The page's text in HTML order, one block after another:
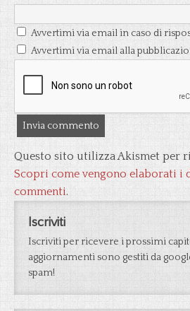
Avvertimi via email in caso di
Avvertimi via email alla
Questo sito utilizza Akismet per
Scopri come vengono elaborati i
commenti.
Iscriviti
Iscriviti per ricevere i prossimi
aggiornamenti sono gestiti da
spam!